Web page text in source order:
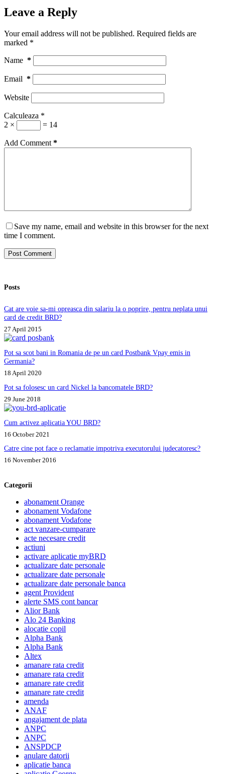
Leave a Reply
Your email address will not be published. Required fields are
marked *
Name *
Email *
Website
Calculeaza *
2 ×
= 14
Add Comment *
Save my name, email and website in this browser for the next
time I comment.
Post Comment
Posts
Cat are voie sa-mi opreasca din salariu la o poprire, pentru neplata unui
card de credit BRD?
27 April 2015
Pot sa scot bani in Romania de pe un card Postbank Vpay emis in
Germania?
18 April 2020
Pot sa folosesc un card Nickel la bancomatele BRD?
29 June 2018
Cum activez aplicatia YOU BRD?
16 October 2021
Catre cine pot face o reclamatie impotriva executorului judecatoresc?
16 November 2016
Categorii
abonament Orange
abonament Vodafone
abonament Vodafone
act vanzare-cumparare
acte necesare credit
actiuni
activare aplicatie myBRD
actualizare date personale
actualizare date personale
actualizare date personale banca
agent Provident
alerte SMS cont bancar
Alior Bank
Alo 24 Banking
alocatie copil
Alpha Bank
Alpha Bank
Altex
amanare rata credit
amanare rata credit
amanare rate credit
amanare rate credit
amenda
ANAF
angajament de plata
ANPC
ANPC
ANSPDCP
anulare datorii
aplicatie banca